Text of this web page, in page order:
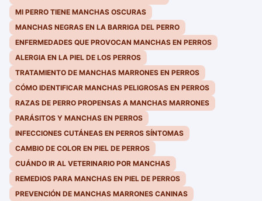
MI PERRO TIENE MANCHAS OSCURAS
MANCHAS NEGRAS EN LA BARRIGA DEL PERRO
ENFERMEDADES QUE PROVOCAN MANCHAS EN PERROS
ALERGIA EN LA PIEL DE LOS PERROS
TRATAMIENTO DE MANCHAS MARRONES EN PERROS
CÓMO IDENTIFICAR MANCHAS PELIGROSAS EN PERROS
RAZAS DE PERRO PROPENSAS A MANCHAS MARRONES
PARÁSITOS Y MANCHAS EN PERROS
INFECCIONES CUTÁNEAS EN PERROS SÍNTOMAS
CAMBIO DE COLOR EN PIEL DE PERROS
CUÁNDO IR AL VETERINARIO POR MANCHAS
REMEDIOS PARA MANCHAS EN PIEL DE PERROS
PREVENCIÓN DE MANCHAS MARRONES CANINAS